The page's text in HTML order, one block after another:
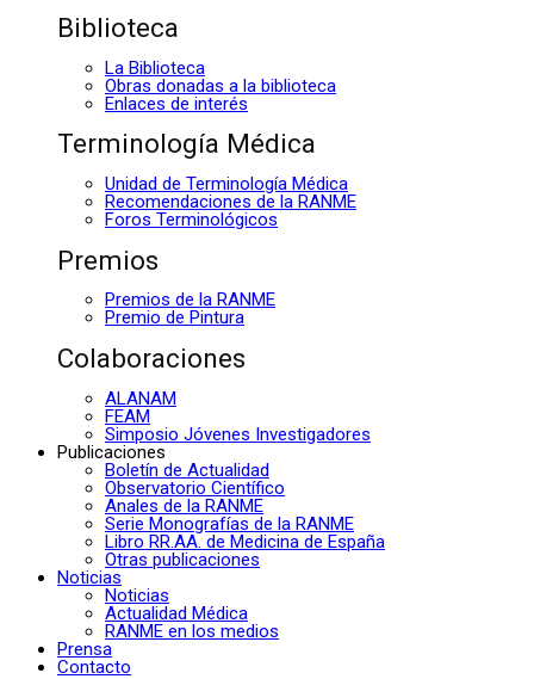
Biblioteca
La Biblioteca
Obras donadas a la biblioteca
Enlaces de interés
Terminología Médica
Unidad de Terminología Médica
Recomendaciones de la RANME
Foros Terminológicos
Premios
Premios de la RANME
Premio de Pintura
Colaboraciones
ALANAM
FEAM
Simposio Jóvenes Investigadores
Publicaciones
Boletín de Actualidad
Observatorio Científico
Anales de la RANME
Serie Monografías de la RANME
Libro RR.AA. de Medicina de España
Otras publicaciones
Noticias
Noticias
Actualidad Médica
RANME en los medios
Prensa
Contacto